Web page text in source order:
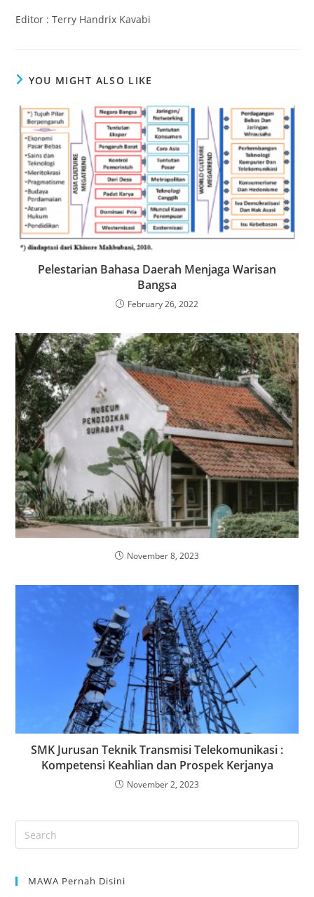
Editor : Terry Handrix Kavabi
YOU MIGHT ALSO LIKE
Pelestarian Bahasa Daerah Menjaga Warisan
Bangsa
February 26, 2022
November 8, 2023
SMK Jurusan Teknik Transmisi Telekomunikasi :
Kompetensi Keahlian dan Prospek Kerjanya
November 2, 2023
MAWA Pernah Disini